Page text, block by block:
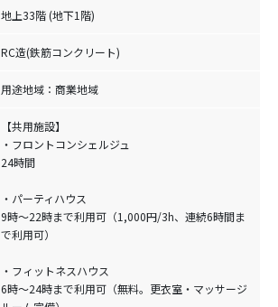
地上33階 (地下1階)
RC造(鉄筋コンクリート)
用途地域：商業地域
【共用施設】
・フロントコンシェルジュ
24時間
・パーティハウス
9時〜22時まで利用可（1,000円/3h、連続6時間ま
で利用可）
・フィットネスハウス
6時〜24時まで利用可（無料。更衣室・マッサージ